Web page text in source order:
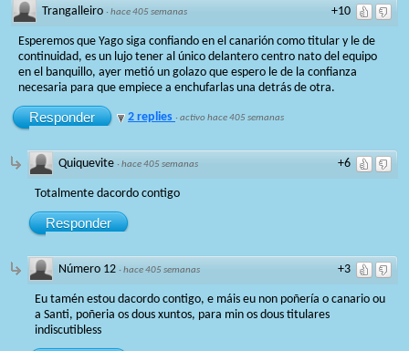
+10
Trangalleiro ·hace 405 semanas
Esperemos que Yago siga confiando en el canarión como titular y le de
continuidad, es un lujo tener al único delantero centro nato del equipo
en el banquillo, ayer metió un golazo que espero le de la confianza
necesaria para que empiece a enchufarlas una detrás de otra.
Responder 2 replies ·activo hace 405 semanas
+6
Quiquevite ·hace 405 semanas
Totalmente dacordo contigo
Responder
+3
Número 12 ·hace 405 semanas
Eu tamén estou dacordo contigo, e máis eu non poñería o canario ou
a Santi, poñeria os dous xuntos, para min os dous titulares
indiscutibless